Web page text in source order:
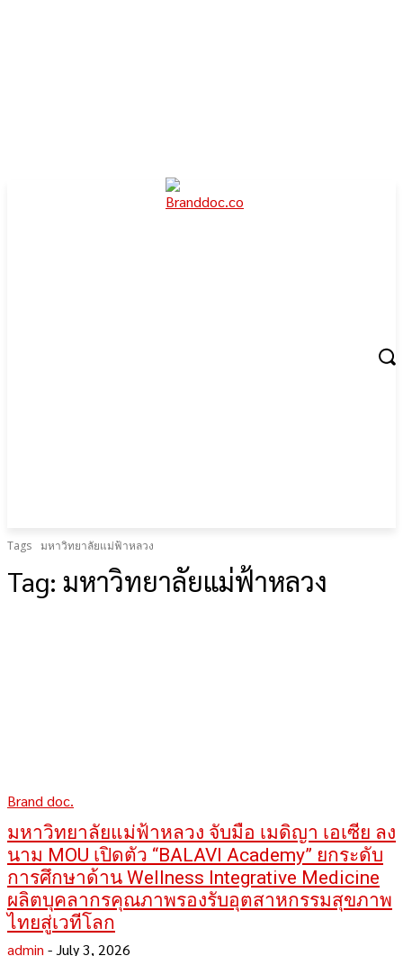
Tags มหาวิทยาลัยแม่ฟ้าหลวง
Tag: มหาวิทยาลัยแม่ฟ้าหลวง
Brand doc.
มหาวิทยาลัยแม่ฟ้าหลวง จับมือ เมดิญา เอเซีย ลง
นาม MOU เปิดตัว “BALAVI Academy” ยกระดับ
การศึกษาด้าน Wellness Integrative Medicine
ผลิตบุคลากรคุณภาพรองรับอุตสาหกรรมสุขภาพ
ไทยสู่เวทีโลก
admin - July 3, 2026